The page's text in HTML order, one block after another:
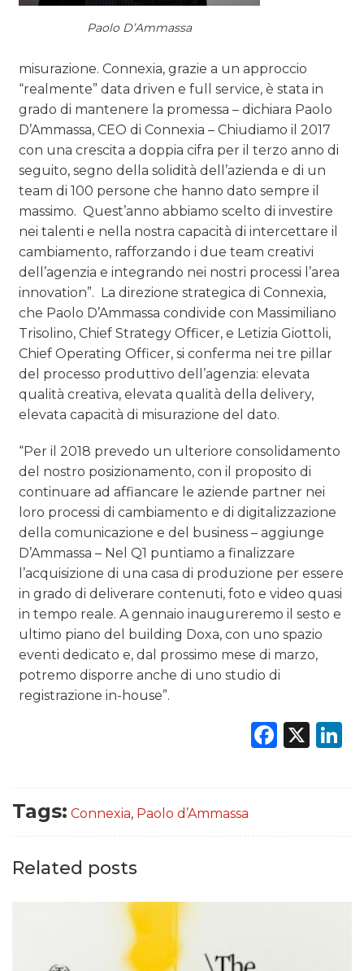
Paolo D’Ammassa
misurazione. Connexia, grazie a un approccio
“realmente” data driven e full service, è stata in
grado di mantenere la promessa – dichiara Paolo
D’Ammassa, CEO di Connexia – Chiudiamo il 2017
con una crescita a doppia cifra per il terzo anno di
seguito, segno della solidità dell’azienda e di un
team di 100 persone che hanno dato sempre il
massimo. Quest’anno abbiamo scelto di investire
nei talenti e nella nostra capacità di intercettare il
cambiamento, rafforzando i due team creativi
dell’agenzia e integrando nei nostri processi l’area
innovation”. La direzione strategica di Connexia,
che Paolo D’Ammassa condivide con Massimiliano
Trisolino, Chief Strategy Officer, e Letizia Giottoli,
Chief Operating Officer, si conferma nei tre pillar
del processo produttivo dell’agenzia: elevata
qualità creativa, elevata qualità della delivery,
elevata capacità di misurazione del dato.
“Per il 2018 prevedo un ulteriore consolidamento
del nostro posizionamento, con il proposito di
continuare ad affiancare le aziende partner nei
loro processi di cambiamento e di digitalizzazione
della comunicazione e del business – aggiunge
D’Ammassa – Nel Q1 puntiamo a finalizzare
l’acquisizione di una casa di produzione per essere
in grado di deliverare contenuti, foto e video quasi
in tempo reale. A gennaio inaugureremo il sesto e
ultimo piano del building Doxa, con uno spazio
eventi dedicato e, dal prossimo mese di marzo,
potremo disporre anche di uno studio di
registrazione in-house”.
X
Tags: Connexia, Paolo d’Ammassa
Related posts